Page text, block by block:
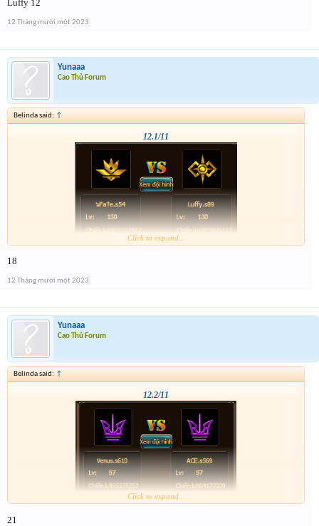
Luffy 12
12 Tháng mười một 2023
Yunaaa
Cao Thủ Forum
Belinda said: ↑
12.1/11
Click to expand...
18
12 Tháng mười một 2023
Yunaaa
Cao Thủ Forum
Belinda said: ↑
12.2/11
Click to expand...
21